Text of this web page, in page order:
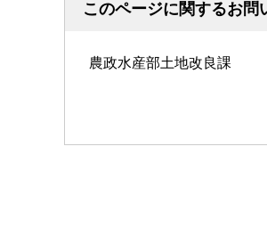
このページに関するお問
農政水産部土地改良課